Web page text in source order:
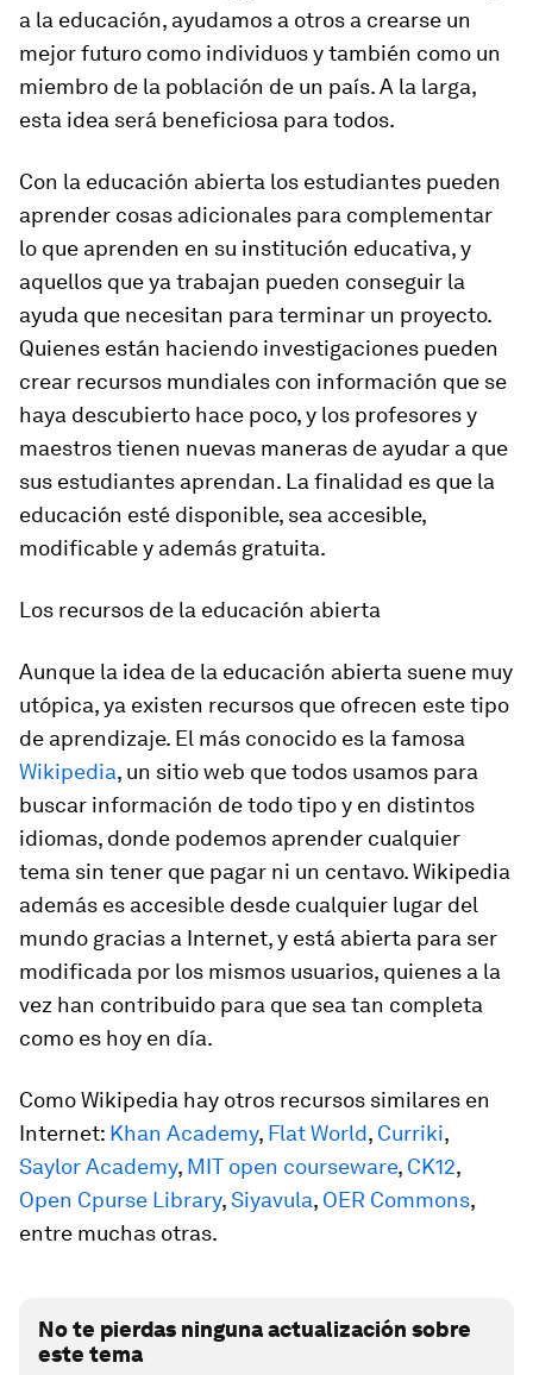
a la educación, ayudamos a otros a crearse un
mejor futuro como individuos y también como un
miembro de la población de un país. A la larga,
esta idea será beneficiosa para todos.
Con la educación abierta los estudiantes pueden
aprender cosas adicionales para complementar
lo que aprenden en su institución educativa, y
aquellos que ya trabajan pueden conseguir la
ayuda que necesitan para terminar un proyecto.
Quienes están haciendo investigaciones pueden
crear recursos mundiales con información que se
haya descubierto hace poco, y los profesores y
maestros tienen nuevas maneras de ayudar a que
sus estudiantes aprendan. La finalidad es que la
educación esté disponible, sea accesible,
modificable y además gratuita.
Los recursos de la educación abierta
Aunque la idea de la educación abierta suene muy
utópica, ya existen recursos que ofrecen este tipo
de aprendizaje. El más conocido es la famosa
Wikipedia, un sitio web que todos usamos para
buscar información de todo tipo y en distintos
idiomas, donde podemos aprender cualquier
tema sin tener que pagar ni un centavo. Wikipedia
además es accesible desde cualquier lugar del
mundo gracias a Internet, y está abierta para ser
modificada por los mismos usuarios, quienes a la
vez han contribuido para que sea tan completa
como es hoy en día.
Como Wikipedia hay otros recursos similares en
Internet: Khan Academy, Flat World, Curriki,
Saylor Academy, MIT open courseware, CK12,
Open Cpurse Library,Siyavula, OER Commons,
entre muchas otras.
No te pierdas ninguna actualización sobre
este tema